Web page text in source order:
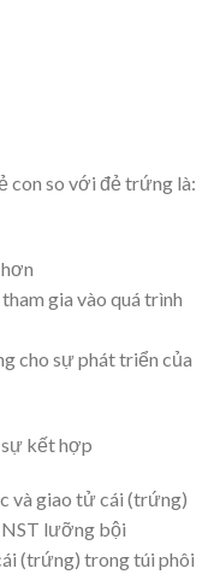
con so với đẻ trứng là:
gia vào quá trình
cho sự phát triển của
kết hợp
và giao tử cái (trứng)
lưỡng bội
(trứng) trong túi phôi